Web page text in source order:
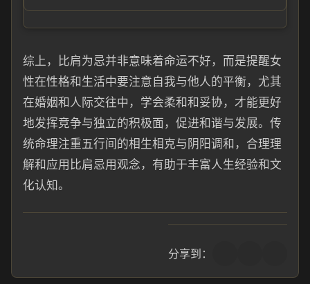
综上，比肩为忌并非意味着命运不好，而是提醒女
性在性格和生活中要注意自我与他人的平衡，尤其
在婚姻和人际交往中，学会柔和和妥协，才能更好
地发挥竞争与独立的积极面，促进和谐与发展。传
统命理注重五行间的相生相克与阴阳调和，合理理
解和应用比肩忌用观念，有助于丰富人生经验和文
化认知。
分享到：